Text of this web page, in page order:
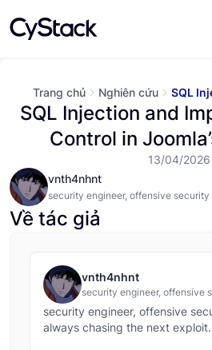
Trang chủ Nghiên cứu SQL
SQL Injection and
Control in
13/04/2026
vnth4nhnt
security engineer, offensive
the next exploit.
Về tác giả
vnth4nhnt
security engineer, offensive
always chasing the next
security engineer, offensive
always chasing the next exploit.